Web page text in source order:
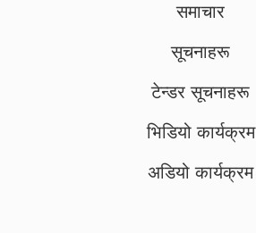
समाचार
सूचनाहरू
टेन्डर सूचनाहरू
भिडियो कार्यक्रम
अडियो कार्यक्रम